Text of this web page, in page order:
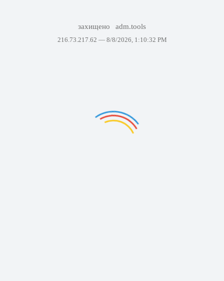
захищено adm.tools
216.73.217.62 — 8/8/2026, 1:10:32 PM